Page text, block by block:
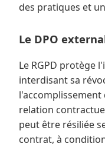
des pratiques et
Le DPO
Le RGPD protège
interdisant sa
l'accomplissement
relation
peut être résiliée
contrat, à